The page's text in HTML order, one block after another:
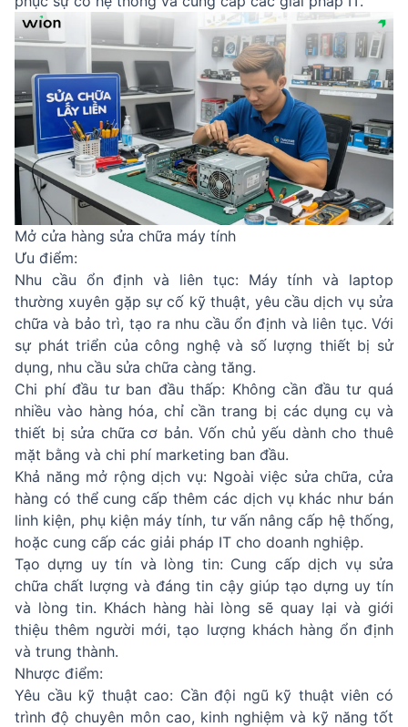
Mở cửa hàng sửa chữa máy tính
Ưu điểm:
Nhu cầu ổn định và liên tục: Máy tính và laptop
thường xuyên gặp sự cố kỹ thuật, yêu cầu dịch vụ sửa
chữa và bảo trì, tạo ra nhu cầu ổn định và liên tục. Với
sự phát triển của công nghệ và số lượng thiết bị sử
dụng, nhu cầu sửa chữa càng tăng.
Chi phí đầu tư ban đầu thấp: Không cần đầu tư quá
nhiều vào hàng hóa, chỉ cần trang bị các dụng cụ và
thiết bị sửa chữa cơ bản. Vốn chủ yếu dành cho thuê
mặt bằng và chi phí marketing ban đầu.
Khả năng mở rộng dịch vụ: Ngoài việc sửa chữa, cửa
hàng có thể cung cấp thêm các dịch vụ khác như bán
linh kiện, phụ kiện máy tính, tư vấn nâng cấp hệ thống,
hoặc cung cấp các giải pháp IT cho doanh nghiệp.
Tạo dựng uy tín và lòng tin: Cung cấp dịch vụ sửa
chữa chất lượng và đáng tin cậy giúp tạo dựng uy tín
và lòng tin. Khách hàng hài lòng sẽ quay lại và giới
thiệu thêm người mới, tạo lượng khách hàng ổn định
và trung thành.
Nhược điểm:
Yêu cầu kỹ thuật cao: Cần đội ngũ kỹ thuật viên có
trình độ chuyên môn cao, kinh nghiệm và kỹ năng tốt